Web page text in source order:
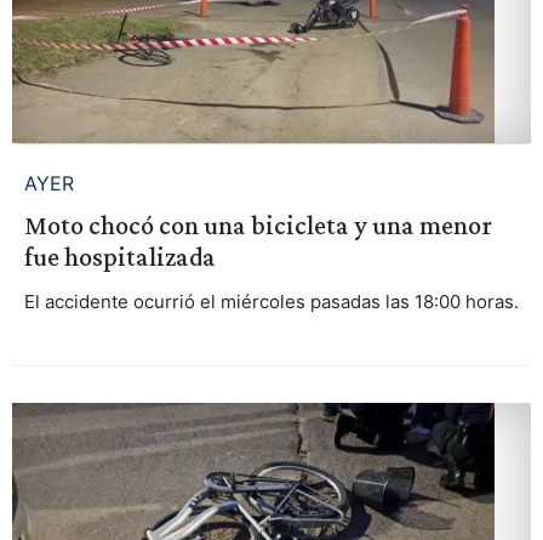
AYER
Moto chocó con una bicicleta y una menor
fue hospitalizada
El accidente ocurrió el miércoles pasadas las 18:00 horas.